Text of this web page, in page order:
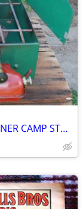
VINTAGE COLEMAN MODEL 425C 2 BURNER CAMP STOVE